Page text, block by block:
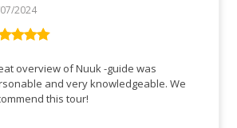
2024
overview of Nuuk -guide was
and very knowledgeable. We
this tour!